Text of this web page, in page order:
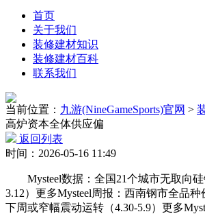
首页
关于我们
装修建材知识
装修建材百科
联系我们
当前位置： 九游(NineGameSports)官网 >
高炉资本全体供应偏
返回列表
时间：2026-05-16 11:49
Mysteel数据：全国21个城市无取向硅
3.12）更多Mysteel周报：西南钢市全品
下周或窄幅震动运转（4.30-5.9）更多